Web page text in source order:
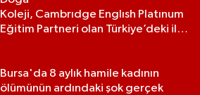
Koleji, Cambrıdge Englısh Platınum
Eğitim Partneri olan Türkiye’deki ilk
Bursa'da 8 aylık hamile kadının
ölümünün ardındaki şok gerçek